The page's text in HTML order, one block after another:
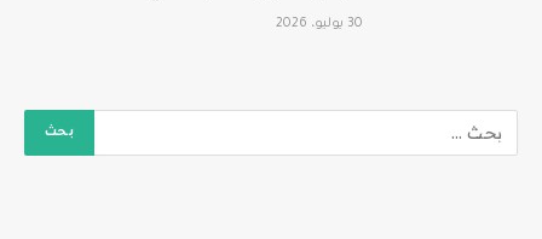
30 يوليو، 2026